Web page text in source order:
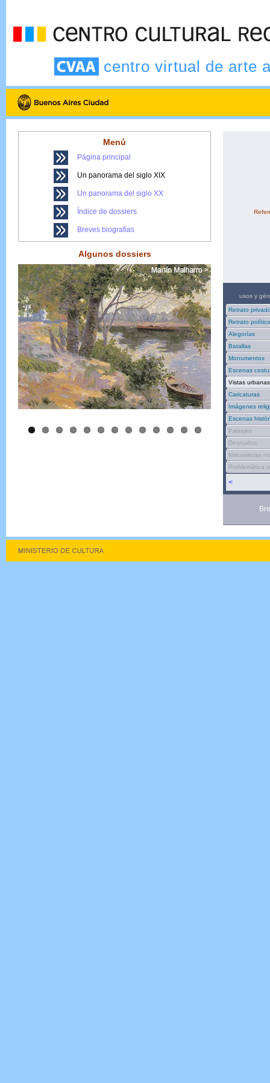
centro virtual de arte
Menú
Página principal
Un panorama del siglo XIX
Un panorama del siglo XX
Índice de dossiers
Breves biografías
Algunos dossiers
usos y
Retrato
Retrato político
Alegorías
Batallas
Monumentos
Escenas
Vistas urbanas
Caricaturas
Imágenes
Escenas
Paisajes
Desnudos
Naturalezas
Problemática
<